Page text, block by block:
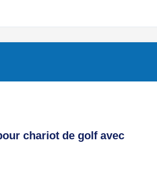
chariot de golf avec